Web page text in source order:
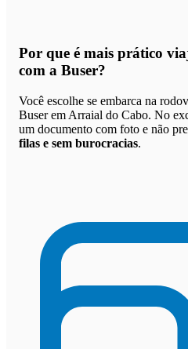
Por que é mais prático
com a Buser?
Você escolhe se embarca na
Buser em Arraial do Cabo. No
um documento com foto e não
filas e sem burocracias.